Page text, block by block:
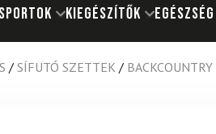
KIEGÉSZÍTŐK EGÉSZSÉG
/ SÍFUTÓ SZETTEK /